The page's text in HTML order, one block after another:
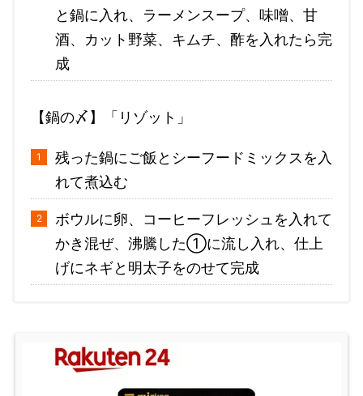
と鍋に入れ、ラーメンスープ、味噌、甘
酒、カット野菜、キムチ、酢を入れたら完
成
【鍋の〆】「リゾット」
残った鍋にご飯とシーフードミックスを入
れて煮込む
ボウルに卵、コーヒーフレッシュを入れて
かき混ぜ、沸騰した①に流し入れ、仕上
げにネギと明太子をのせて完成